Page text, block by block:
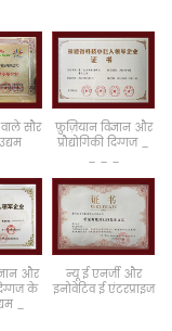
सौर
उद्यम
फ़ुज़ियानविज्ञान और
प्रौद्योगिकीदिग्गज_
_ _ _
और
के
_
न्यूईएनर्जी और
इनोवेटिवईएंटरप्राइज